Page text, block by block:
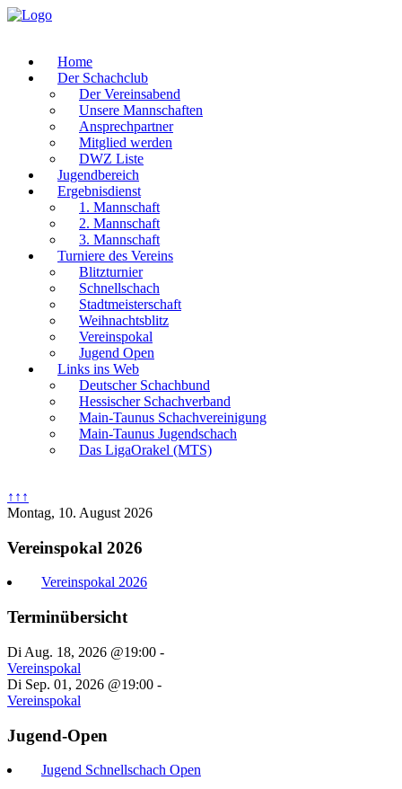
Home
Der Schachclub
Der Vereinsabend
Unsere Mannschaften
Ansprechpartner
Mitglied werden
DWZ Liste
Jugendbereich
Ergebnisdienst
1. Mannschaft
2. Mannschaft
3. Mannschaft
Turniere des Vereins
Blitzturnier
Schnellschach
Stadtmeisterschaft
Weihnachtsblitz
Vereinspokal
Jugend Open
Links ins Web
Deutscher Schachbund
Hessischer Schachverband
Main-Taunus Schachvereinigung
Main-Taunus Jugendschach
Das LigaOrakel (MTS)
↑↑↑
Montag, 10. August 2026
Vereinspokal 2026
Vereinspokal 2026
Terminübersicht
Di Aug. 18, 2026 @19:00 -
Vereinspokal
Di Sep. 01, 2026 @19:00 -
Vereinspokal
Jugend-Open
Jugend Schnellschach Open